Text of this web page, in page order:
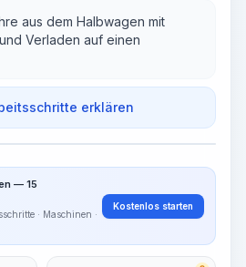
aus dem Halbwagen mit
Verladen auf einen
erklären
— 15
· Maschinen ·
Kostenlos starten